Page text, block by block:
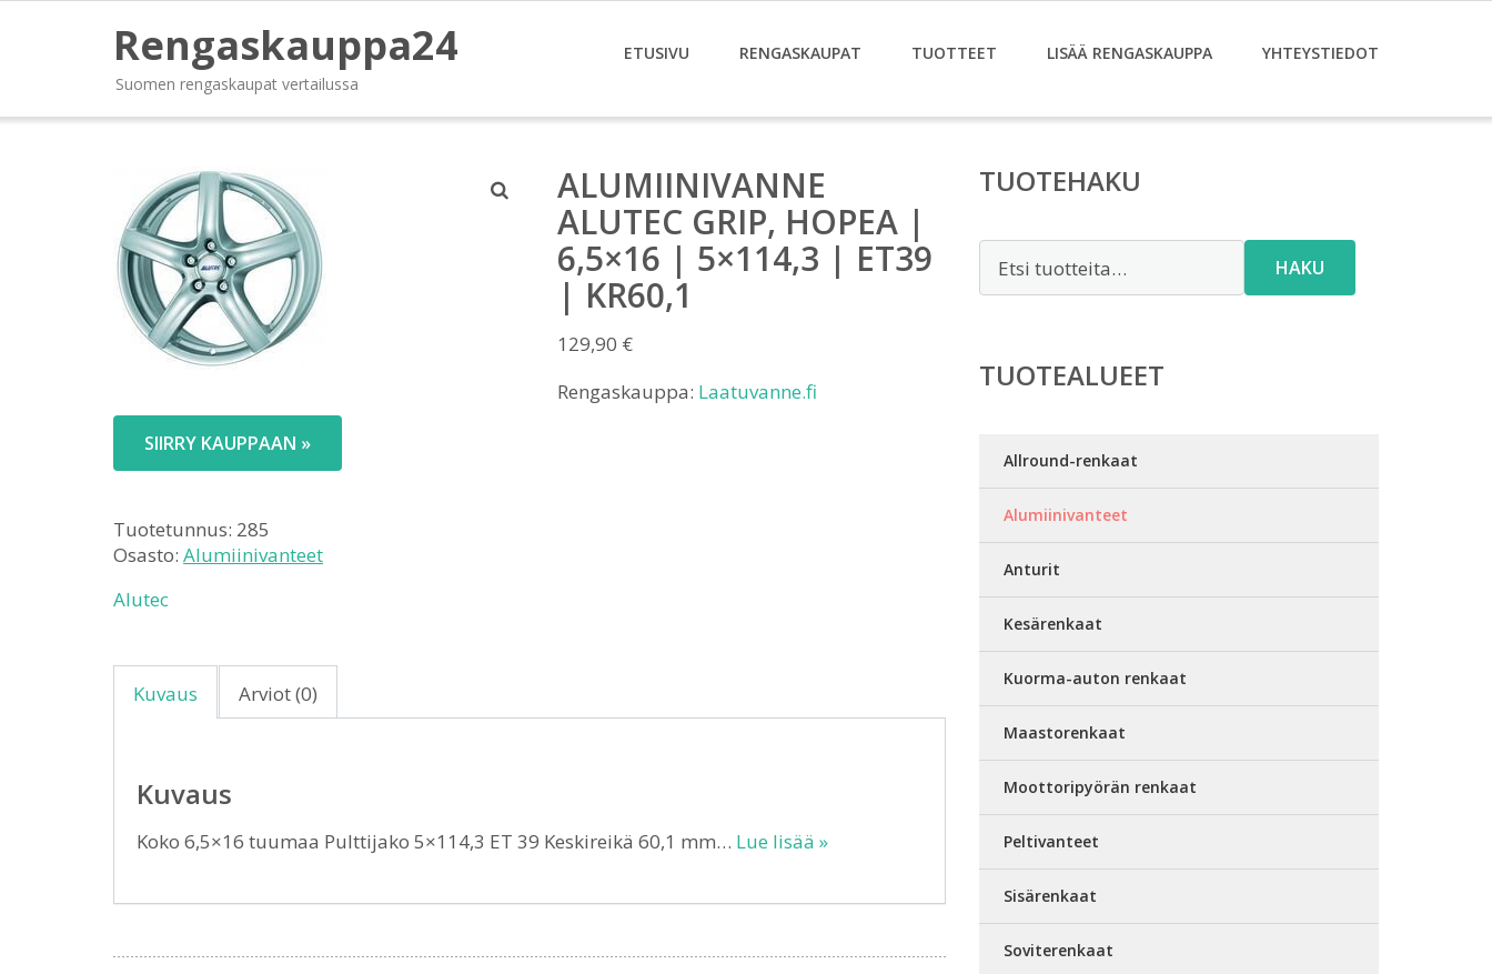
Rengaskauppa24
Suomen rengaskaupat vertailussa
ETUSIVU RENGASKAUPAT TUOTTEET LISÄÄ RENGASKAUPPA YHTEYSTIEDOT
ALUMIINIVANNE
ALUTEC GRIP, HOPEA |
6,5×16 | 5×114,3 | ET39
| KR60,1
129,90 €
Rengaskauppa: Laatuvanne.fi
SIIRRY KAUPPAAN »
Tuotetunnus: 285
Osasto: Alumiinivanteet
Alutec
Kuvaus Arviot (0)
Kuvaus
Koko 6,5×16 tuumaa Pulttijako 5×114,3 ET 39 Keskireikä 60,1 mm… Lue lisää »
TUOTEHAKU
HAKU
TUOTEALUEET
Allround-renkaat
Alumiinivanteet
Anturit
Kesärenkaat
Kuorma-auton renkaat
Maastorenkaat
Moottoripyörän renkaat
Peltivanteet
Sisärenkaat
Soviterenkaat